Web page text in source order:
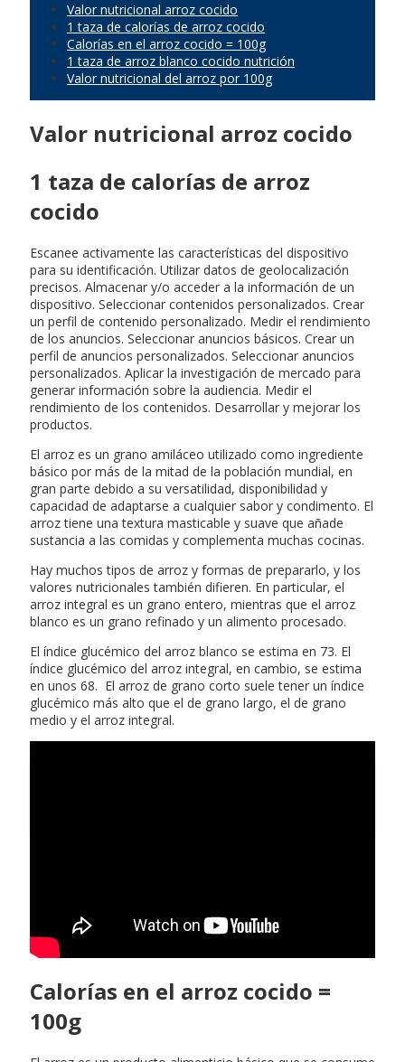
Valor nutricional arroz cocido
1 taza de calorías de arroz cocido
Calorías en el arroz cocido = 100g
1 taza de arroz blanco cocido nutrición
Valor nutricional del arroz por 100g
Valor nutricional arroz cocido
1 taza de calorías de arroz
cocido
Escanee activamente las características del dispositivo
para su identificación. Utilizar datos de geolocalización
precisos. Almacenar y/o acceder a la información de un
dispositivo. Seleccionar contenidos personalizados. Crear
un perfil de contenido personalizado. Medir el rendimiento
de los anuncios. Seleccionar anuncios básicos. Crear un
perfil de anuncios personalizados. Seleccionar anuncios
personalizados. Aplicar la investigación de mercado para
generar información sobre la audiencia. Medir el
rendimiento de los contenidos. Desarrollar y mejorar los
productos.
El arroz es un grano amiláceo utilizado como ingrediente
básico por más de la mitad de la población mundial, en
gran parte debido a su versatilidad, disponibilidad y
capacidad de adaptarse a cualquier sabor y condimento. El
arroz tiene una textura masticable y suave que añade
sustancia a las comidas y complementa muchas cocinas.
Hay muchos tipos de arroz y formas de prepararlo, y los
valores nutricionales también difieren. En particular, el
arroz integral es un grano entero, mientras que el arroz
blanco es un grano refinado y un alimento procesado.
El índice glucémico del arroz blanco se estima en 73. El
índice glucémico del arroz integral, en cambio, se estima
en unos 68. El arroz de grano corto suele tener un índice
glucémico más alto que el de grano largo, el de grano
medio y el arroz integral.
Calorías en el arroz cocido =
100g